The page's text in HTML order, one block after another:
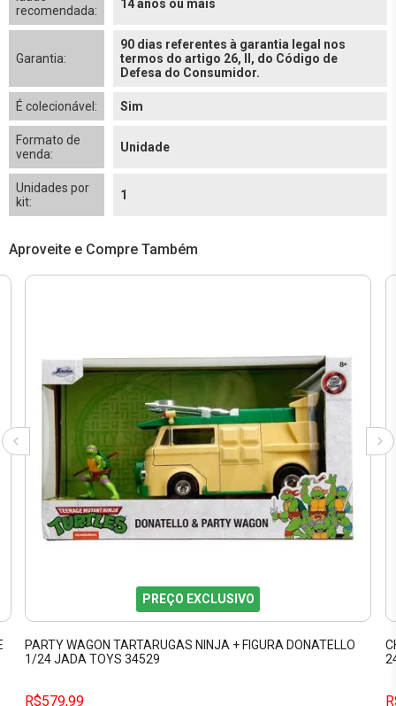
recomendada:
14 anos ou mais
Garantia:
90 dias referentes à garantia legal nos
termos do artigo 26, II, do Código de
Defesa do Consumidor.
É colecionável: Sim
Formato de
venda:
Unidade
Unidades por
kit:
1
Aproveite e Compre Também
PREÇO EXCLUSIVO
PARTY WAGON TARTARUGAS NINJA + FIGURA DONATELLO
1/24 JADA TOYS 34529
R$579,99